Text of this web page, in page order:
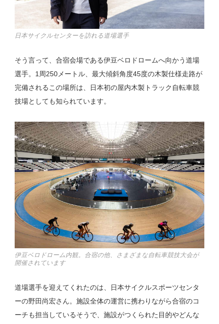
日本サイクルセンターを訪れる道場選手
そう言って、合宿会場である伊豆ベロドロームへ向かう道場
選手。1周250メートル、最大傾斜角度45度の木製仕様走路が
完備されるこの場所は、日本初の屋内木製トラック自転車競
技場としても知られています。
伊豆ベロドローム内観。合宿の他、さまざまな自転車競技大会が
開催されています
道場選手を迎えてくれたのは、日本サイクルスポーツセンタ
ーの野田尚宏さん。施設全体の運営に携わりながら合宿のコ
ーチも担当しているそうで、施設がつくられた目的やどんな